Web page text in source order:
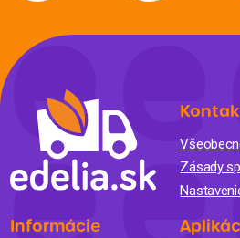
Zásady
Informácie